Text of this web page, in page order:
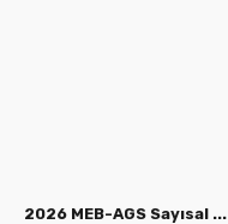
2026 MEB-AGS Sayısal ...